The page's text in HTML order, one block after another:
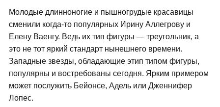
Молодые длинноногие и пышногрудые красавицы
сменили когда-то популярных Ирину Аллегрову и
Елену Ваенгу. Ведь их тип фигуры — треугольник, а
это не тот яркий стандарт нынешнего времени.
Западные звезды, обладающие этип типом фигуры,
популярны и востребованы сегодня. Ярким примером
может послужить Бейонсе, Адель или Дженнифер
Лопес.